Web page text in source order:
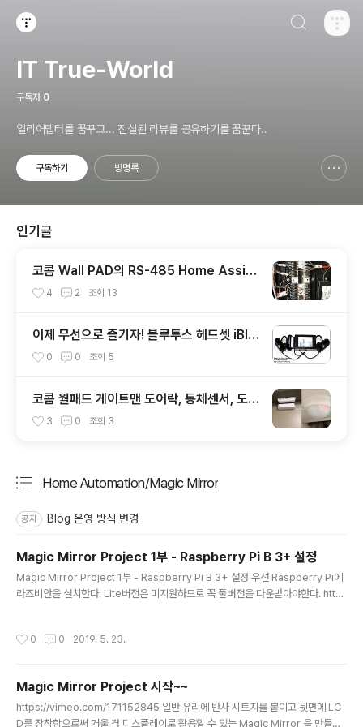
IT True-World
구독자 0
얼리어댑터를 꿈꾸고... 진실된 리뷰를 공유하기를 꿈꾼다..
구독하기 방명록
인기글
코콤 Wall PAD의 RS-485 Home Assist
ant 연동을 위한 H/W
4 2 조회 13
이제 무선으로 즐기자! 블루투스 헤드셋 iBlu
on HS02-HQ
0 0 조회 5
코콤 월패드 게이트맨 도어락, 동체센서, 도어
센서 ESP모듈 활용 MQTT연동 - 1부
3 0 조회 3
Home Automation/Magic Mirror
공지 Blog 운영 방식 변경
Magic Mirror Project 1부 - Raspberry Pi B 3+ 설정
Magic Mirror Project 1부 - Raspberry Pi B 3+ 설정 우선 Raspberry Pi에
라즈비안을 설치한다. Lite버전은 미지원하므로 꼭 풀버전을 다운받아야한다. http
ating system. You can install it with NOOBS or download the image b
0 0 2019. 5. 23.
Magic Mirror Project 시작~~
https://vimeo.com/171152845 일반 유리에 반사 시트지를 붙이고 뒷면에 LC
D를 장착함으로써 거울 겸 디스플레이로 활용할 수 있는 Magic Mirror 을 만들기